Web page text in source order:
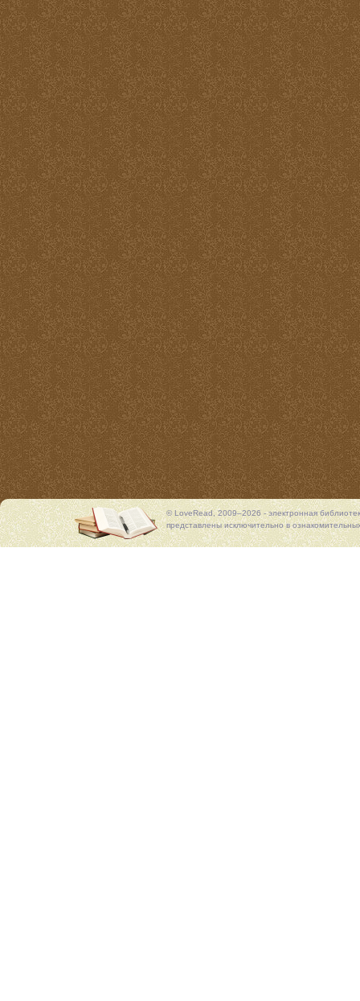
© LoveRead, 2009–2026 - электронная
представлены исключительно в